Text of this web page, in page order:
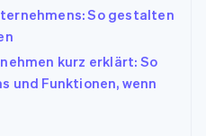
So gestalten
kurz erklärt: So
und Funktionen, wenn